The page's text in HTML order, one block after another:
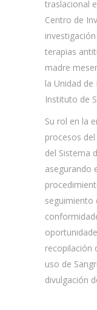
traslacional
Centro de
terapias
madre
la Unidad
Instituto de
Su rol en la
procesos
del Sistema
asegurando
seguimiento
recopilación
uso de
divulgación